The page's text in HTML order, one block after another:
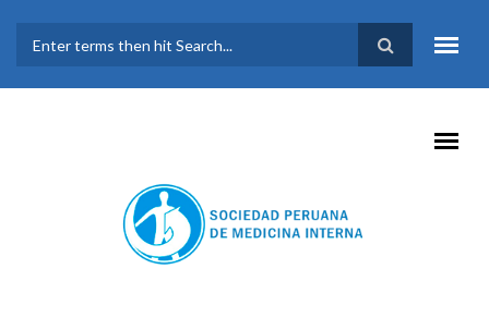
FORMULARIO DE
BÚSQUEDA